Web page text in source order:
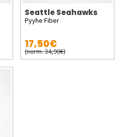
Seattle Seahawks
Pyyhe Fiber
17,50€
(norm. 34,90€)